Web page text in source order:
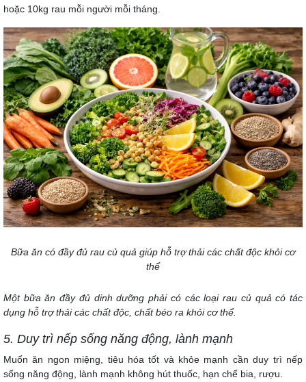
hoặc 10kg rau mỗi người mỗi tháng.
Bữa ăn có đầy đủ rau củ quả giúp hỗ trợ thải các chất độc khỏi cơ
thể
Một bữa ăn đầy đủ dinh dưỡng phải có các loại rau củ quả có tác
dụng hỗ trợ thải các chất độc, chất béo ra khỏi cơ thể.
5. Duy trì nếp sống năng động, lành mạnh
Muốn ăn ngon miệng, tiêu hóa tốt và khỏe mạnh cần duy trì nếp
sống năng động, lành mạnh không hút thuốc, hạn chế bia, rượu.